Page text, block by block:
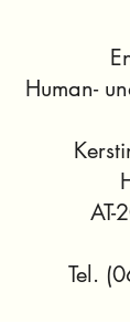
Human-
Tel.